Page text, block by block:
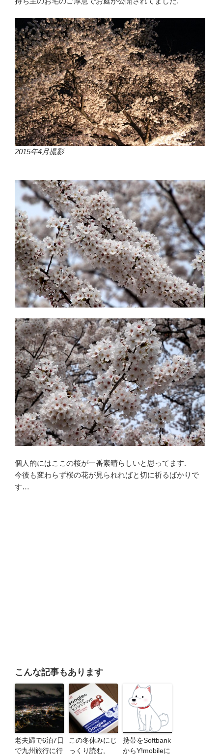
2015年4月撮影
個人的にはここの桜が一番素晴らしいと思ってます.
今後も変わらず桜の花が見られればと切に祈るばかりで
す…
こんな記事もあります
老夫婦で6泊7日
で九州旅行に行
この冬休みにじ
っくり読む,
携帯をSoftbank
からY!mobileに